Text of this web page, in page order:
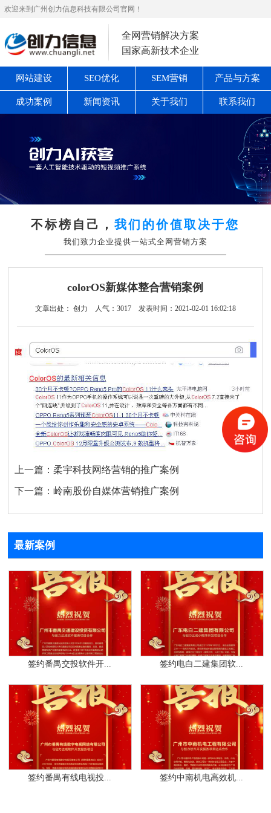
欢迎来到广州创力信息科技有限公司官网！
全网营销解决方案
国家高新技术企业
网站建设 SEO优化 SEM营销 产品与方案
成功案例 新闻资讯 关于我们 联系我们
不标榜自己，我们的价值取决于您
我们致力企业提供一站式全网营销方案
colorOS新媒体整合营销案例
文章出处： 创力 人气： 3017 发表时间：2021-02-01 16:02:18
上一篇：柔宇科技网络营销的推广案例
下一篇：岭南股份自媒体营销推广案例
最新案例
签约番禺交投软件开... 签约电白二建集团软...
签约番禺有线电视投... 签约中南机电高效机...